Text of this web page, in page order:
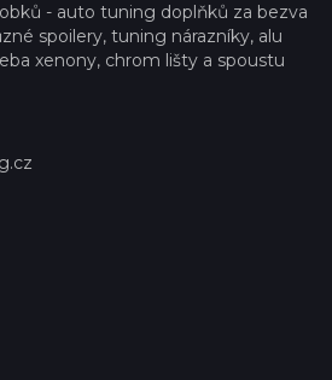
- auto tuning doplňků za bezva
spoilery, tuning nárazníky, alu
xenony, chrom lišty a spoustu